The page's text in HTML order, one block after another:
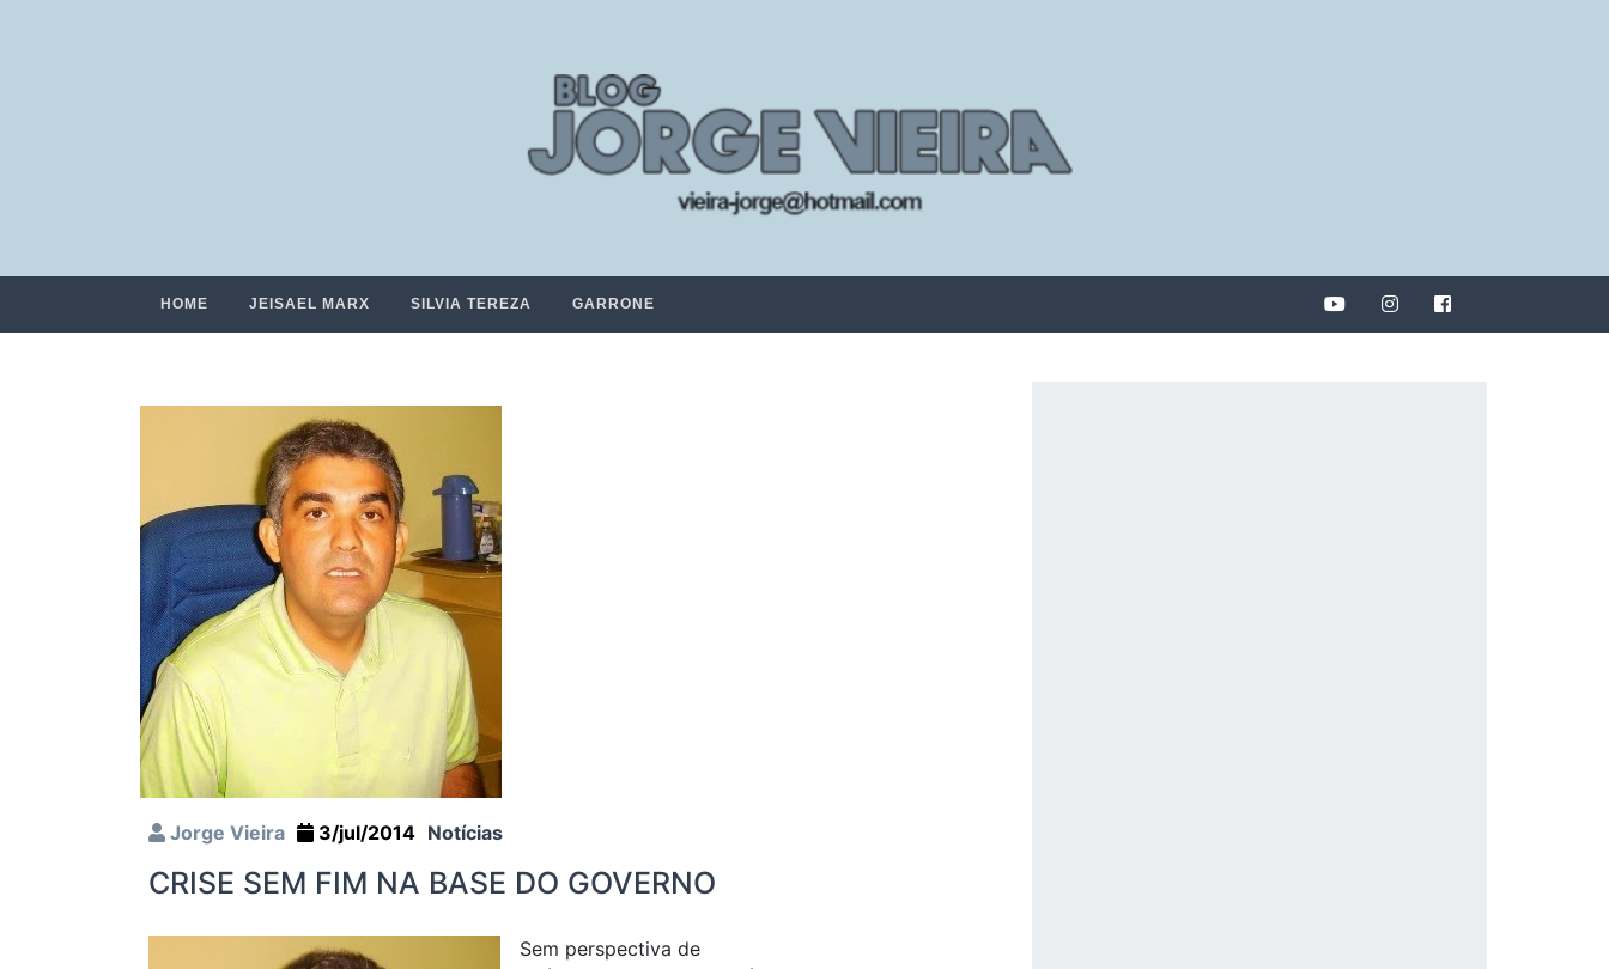
HOME JEISAEL MARX SILVIA TEREZA GARRONE
Jorge Vieira 3/jul/2014 Notícias
CRISE SEM FIM NA BASE DO GOVERNO
Sem perspectiva de